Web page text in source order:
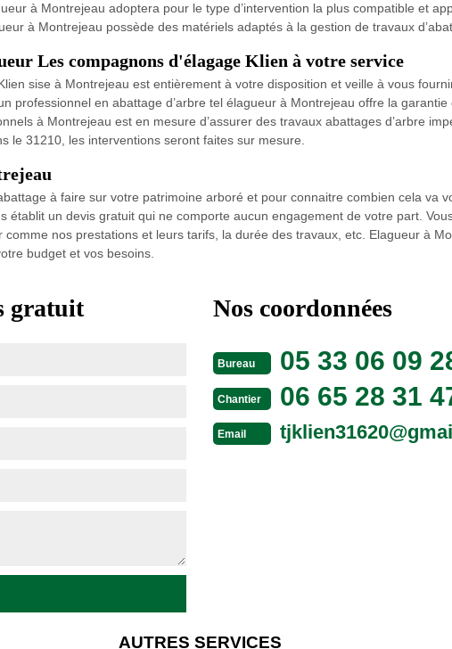
à Montrejeau adoptera pour le type d’intervention la plus compatible et
à Montrejeau possède des matériels adaptés à la gestion de travaux
Les compagnons d'élagage Klien à votre service
sise à Montrejeau est entièrement à votre disposition et veille à vous
professionnel en abattage d’arbre tel élagueur à Montrejeau offre la
à Montrejeau est en mesure d’assurer des travaux abattages d’arbre
le 31210, les interventions seront faites sur mesure.
à faire sur votre patrimoine arboré et pour connaitre combien cela va
établit un devis gratuit qui ne comporte aucun engagement de votre part.
nos prestations et leurs tarifs, la durée des travaux, etc. Elagueur à
budget et vos besoins.
gratuit Nos coordonnées
Bureau 05 33 06 09
Chantier 06 65 28 31
Email
AUTRES SERVICES